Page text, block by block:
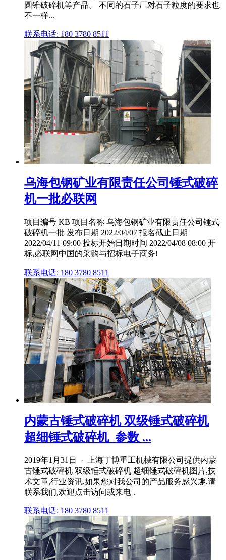
圆锥破碎机等产品。 不同的石子厂对石子粒度的要求也
不一样...
联系电话: 180 3780 8511
乌海包钢矿业有限责任公司锤式破碎
机一批必联网
项目编号 KB 项目名称 乌海包钢矿业有限责任公司锤式
破碎机一批 发布日期 2022/04/07 报名截止日期
2022/04/11 09:00 投标开始日期时间 2022/04/08 08:00 开
标,必联网中国的采购与招标电子商务!
联系电话: 180 3780 8511
内蒙古锤式破碎机 双级锤式破碎机
超细锤式破碎机_参数 ...
2019年1月31日 · 上海丁博重工机械有限公司提供内蒙
古锤式破碎机 双级锤式破碎机 超细锤式破碎机图片,技
术文章,行业资讯,如果您对我公司的产品服务感兴趣,请
联系我们,欢迎点击访问或来电 .
联系电话: 180 3780 8511